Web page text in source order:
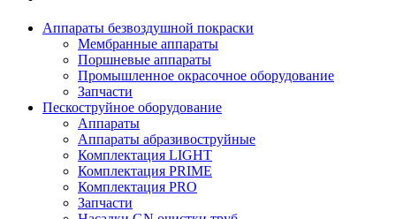
Аппараты безвоздушной покраски
Мембранные аппараты
Поршневые аппараты
Промышленное окрасочное оборудование
Запчасти
Пескоструйное оборудование
Аппараты
Аппараты абразивоструйные
Комплектация LIGHT
Комплектация PRIME
Комплектация PRO
Запчасти